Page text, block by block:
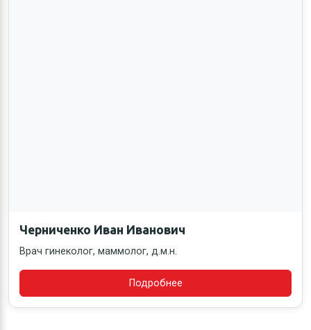
Черниченко Иван Иванович
Врач гинеколог, маммолог, д.м.н.
Подробнее